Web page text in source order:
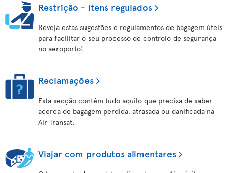
Restrição - Itens regulados
Reveja estas sugestões e regulamentos de bagagem úteis
para facilitar o seu processo de controlo de segurança
no aeroporto!
Reclamações
Esta secção contém tudo aquilo que precisa de saber
acerca de bagagem perdida, atrasada ou danificada na
Air Transat.
Viajar com produtos alimentares